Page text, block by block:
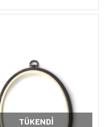
TÜKENDI